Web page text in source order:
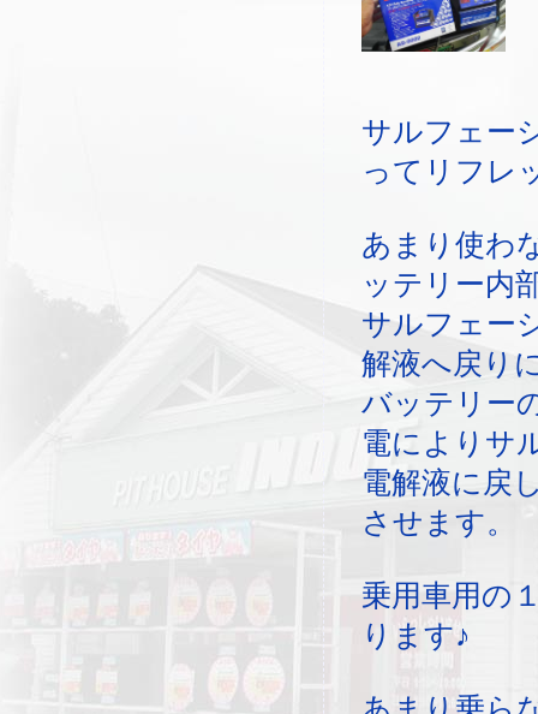
サルフェー
ってリフレ
あまり使わ
ッテリー内
サルフェー
解液へ戻り
バッテリー
電によりサ
電解液に戻
させます。
乗用車用の
ります♪